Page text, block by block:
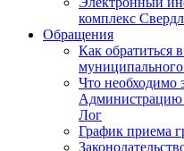
комплекс
Обращения
Как обратиться
Что необходимо
Администрацию
Лог
График приема